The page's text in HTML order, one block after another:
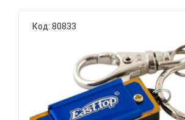
комплекте подвес на шею с
характеристики: Диатоническая
Количество отверстий: 8
Код: 80833